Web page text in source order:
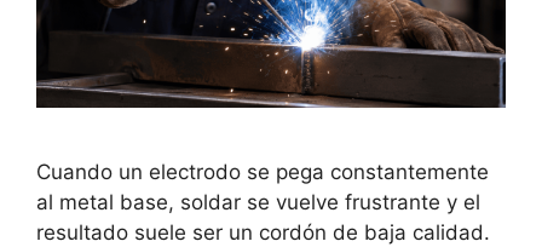
Cuando un electrodo se pega constantemente
al metal base, soldar se vuelve frustrante y el
resultado suele ser un cordón de baja calidad.